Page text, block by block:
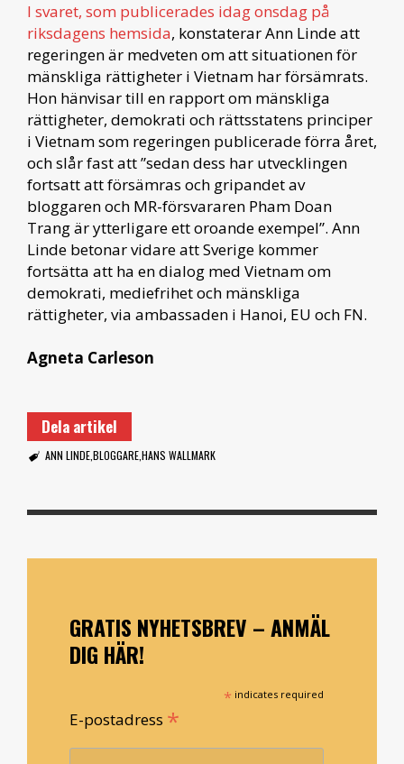
I svaret, som publicerades idag onsdag på
riksdagens hemsida, konstaterar Ann Linde att
regeringen är medveten om att situationen för
mänskliga rättigheter i Vietnam har försämrats.
Hon hänvisar till en rapport om mänskliga
rättigheter, demokrati och rättsstatens principer
i Vietnam som regeringen publicerade förra året,
och slår fast att ”sedan dess har utvecklingen
fortsatt att försämras och gripandet av
bloggaren och MR-försvararen Pham Doan
Trang är ytterligare ett oroande exempel”. Ann
Linde betonar vidare att Sverige kommer
fortsätta att ha en dialog med Vietnam om
demokrati, mediefrihet och mänskliga
rättigheter, via ambassaden i Hanoi, EU och FN.
Agneta Carleson
Dela artikel
ANN LINDEBLOGGAREHANS WALLMARK
GRATIS NYHETSBREV – ANMÄL
DIG HÄR!
* indicates required
E-postadress *